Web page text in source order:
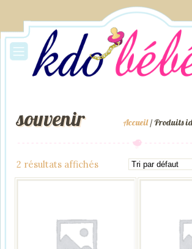
Accueil/ Produits
souvenir
2 résultats affichés